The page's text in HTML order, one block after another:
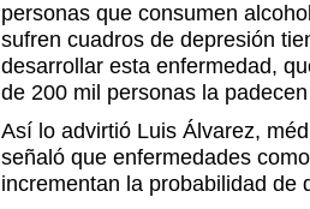
personas que consumen
sufren cuadros de depresión
desarrollar esta enfermedad,
de 200 mil personas la
Así lo advirtió Luis Álvarez,
señaló que enfermedades
incrementan la probabilidad